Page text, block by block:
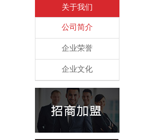
关于我们
公司简介
企业荣誉
企业文化